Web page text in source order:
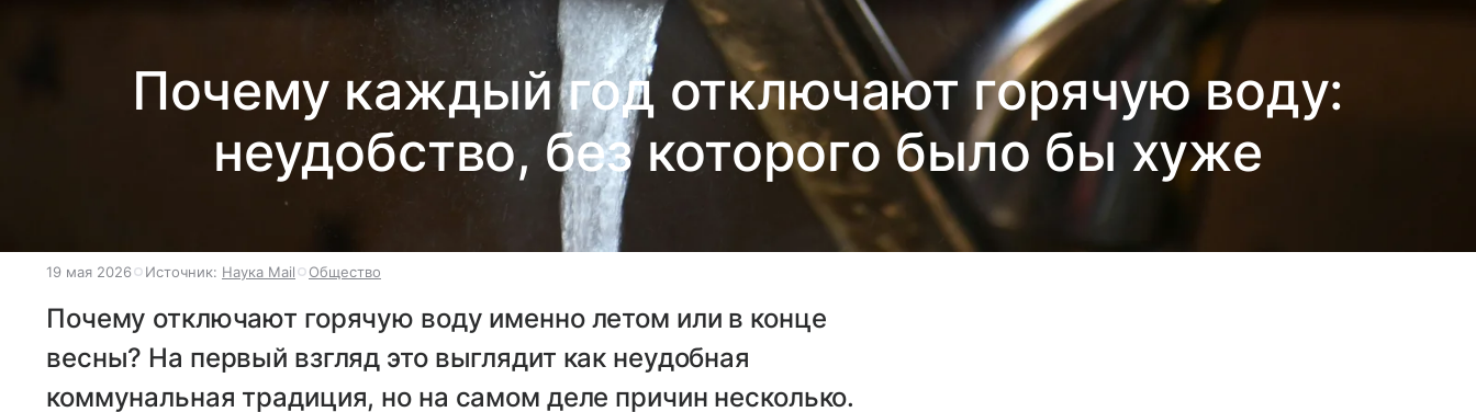
Почему каждый год отключают горячую воду:
неудобство, без которого было бы хуже
19 мая 2026 Источник: Наука Mail Общество
Почему отключают горячую воду именно летом или в конце
весны? На первый взгляд это выглядит как неудобная
коммунальная традиция, но на самом деле причин несколько.